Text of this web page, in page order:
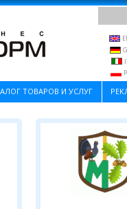
ТОВАРОВ И УСЛУГ